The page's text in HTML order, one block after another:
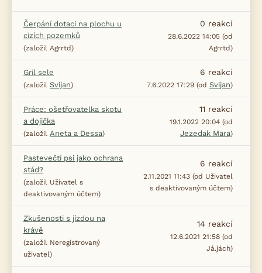
Čerpání dotaci na plochu u
cizích pozemků
(založil Agrrtd)
0 reakcí
28.6.2022 14:05 (od
Agrrtd)
Gril sele
(založil Svijan)
6 reakcí
7.6.2022 17:29 (od Svijan)
Práce: ošetřovatelka skotu
a dojička
(založil Aneta a Dessa)
11 reakcí
19.1.2022 20:04 (od
Jezedak Mara)
Pastevečtí psi jako ochrana
stád?
(založil Uživatel s
deaktivovaným účtem)
6 reakcí
2.11.2021 11:43 (od Uživatel
s deaktivovaným účtem)
Zkušenosti s jízdou na
krávě
(založil Neregistrovaný
uživatel)
14 reakcí
12.6.2021 21:58 (od
Já.jách)